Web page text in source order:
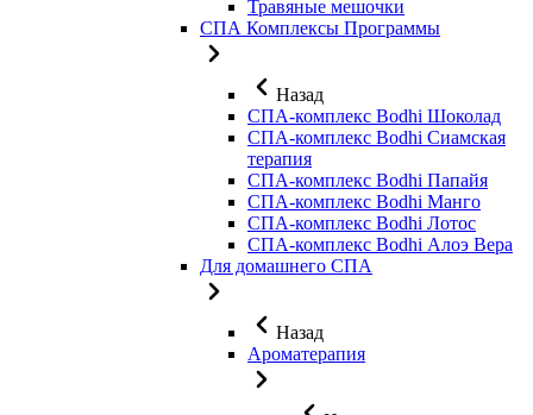
Травяные мешочки
СПА Комплексы Программы
Назад
СПА-комплекс Bodhi Шоколад
СПА-комплекс Bodhi Сиамская
терапия
СПА-комплекс Bodhi Папайя
СПА-комплекс Bodhi Манго
СПА-комплекс Bodhi Лотос
СПА-комплекс Bodhi Алоэ Вера
Для домашнего СПА
Назад
Ароматерапия